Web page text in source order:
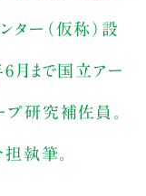
ター（仮称）設
月まで国立アー
プ研究補佐員。
執筆。